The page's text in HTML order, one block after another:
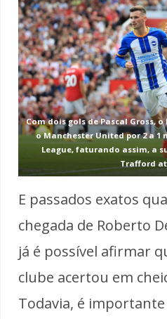
Com dois gols de Pascal Gross,
o Manchester United por 2 a 1
League, faturando assim, a
Trafford
E passados exatos
chegada de Roberto
já é possível afirmar
clube acertou em
Todavia, é